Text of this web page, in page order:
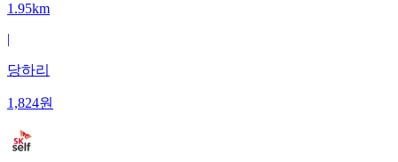
1.95km
|
당하리
1,824원